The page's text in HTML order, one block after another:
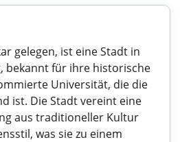
gelegen, ist eine Stadt in
bekannt für ihre historische
Universität, die die
ist. Die Stadt vereint eine
aus traditioneller Kultur
was sie zu einem